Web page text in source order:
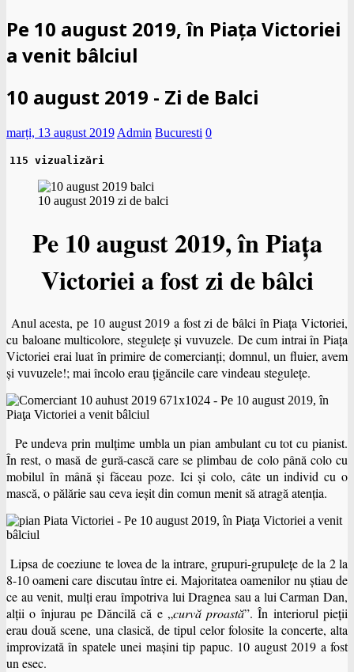
Pe 10 august 2019, în Piaţa Victoriei
a venit bâlciul
10 august 2019 - Zi de Balci
marți, 13 august 2019 Admin Bucuresti 0
115 vizualizări
10 august 2019 zi de balci
Pe 10 august 2019, în Piaţa
Victoriei a fost zi de bâlci
Anul acesta, pe 10 august 2019 a fost zi de bâlci în Piaţa Victoriei,
cu baloane multicolore, steguleţe şi vuvuzele. De cum intrai în Piaţa
Victoriei erai luat în primire de comercianţi; domnul, un fluier, avem
şi vuvuzele!; mai încolo erau ţigăncile care vindeau steguleţe.
Pe undeva prin mulţime umbla un pian ambulant cu tot cu pianist.
În rest, o masă de gură-cască care se plimbau de colo până colo cu
mobilul în mână şi făceau poze. Ici şi colo, câte un individ cu o
mască, o pălărie sau ceva ieşit din comun menit să atragă atenţia.
Lipsa de coeziune te lovea de la intrare, grupuri-grupuleţe de la 2 la
8-10 oameni care discutau între ei. Majoritatea oamenilor nu ştiau de
ce au venit, mulţi erau împotriva lui Dragnea sau a lui Carman Dan,
alţii o înjurau pe Dăncilă că e „curvă proastă”. În interiorul pieţii
erau două scene, una clasică, de tipul celor folosite la concerte, alta
improvizată în spatele unei maşini tip papuc. 10 august 2019 a fost
un esec.